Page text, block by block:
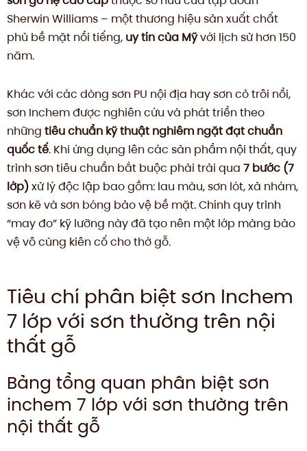
Sherwin Williams – một thương hiệu sản xuất chất
phủ bề mặt nổi tiếng, uy tín của Mỹvới lịch sử hơn 150
năm.
Khác với các dòng sơn PU nội địa hay sơn cỏ trôi nổi,
sơn Inchem được nghiên cứu và phát triển theo
những tiêu chuẩn kỹ thuật nghiêm ngặt đạt chuẩn
quốc tế. Khi ứng dụng lên các sản phẩm nội thất, quy
trình sơn tiêu chuẩn bắt buộc phải trải qua 7 bước (7
lớp)xử lý độc lập bao gồm: lau màu, sơn lót, xả nhám,
sơn kẽ và sơn bóng bảo vệ bề mặt. Chính quy trình
“may đo” kỹ lưỡng này đã tạo nên một lớp màng bảo
vệ vô cùng kiên cố cho thớ gỗ.
Tiêu chí phân biệt sơn Inchem
7 lớp với sơn thường trên nội
thất gỗ
Bảng tổng quan phân biệt sơn
inchem 7 lớp với sơn thường trên
nội thất gỗ